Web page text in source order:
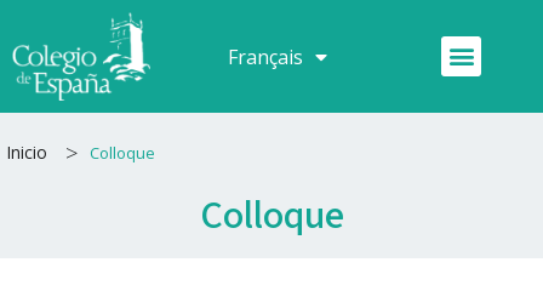
au
contenu
Français
Español Menu
Inicio > Colloque
Colloque